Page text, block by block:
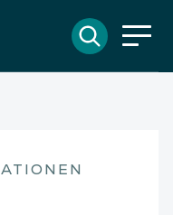
DE